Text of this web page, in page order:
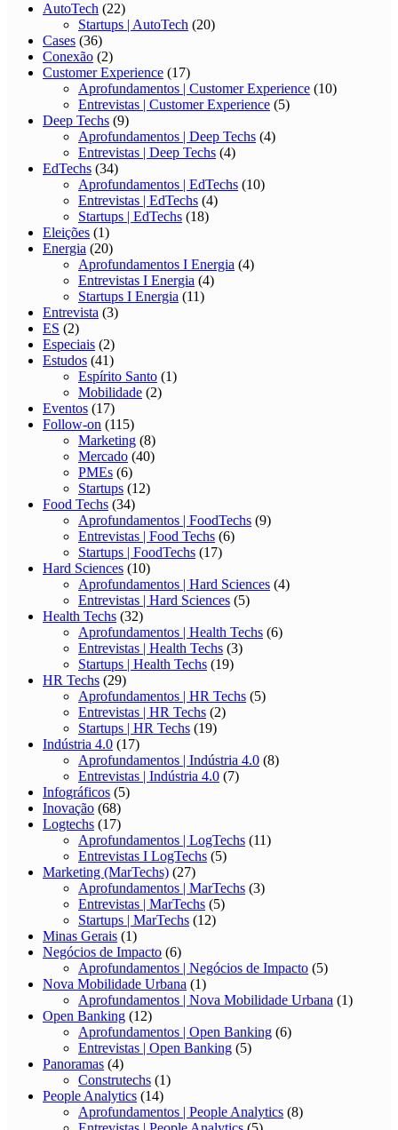
AutoTech (22)
Startups | AutoTech (20)
Cases (36)
Conexão (2)
Customer Experience (17)
Aprofundamentos | Customer Experience (10)
Entrevistas | Customer Experience (5)
Deep Techs (9)
Aprofundamentos | Deep Techs (4)
Entrevistas | Deep Techs (4)
EdTechs (34)
Aprofundamentos | EdTechs (10)
Entrevistas | EdTechs (4)
Startups | EdTechs (18)
Eleições (1)
Energia (20)
Aprofundamentos I Energia (4)
Entrevistas I Energia (4)
Startups I Energia (11)
Entrevista (3)
ES (2)
Especiais (2)
Estudos (41)
Espírito Santo (1)
Mobilidade (2)
Eventos (17)
Follow-on (115)
Marketing (8)
Mercado (40)
PMEs (6)
Startups (12)
Food Techs (34)
Aprofundamentos | FoodTechs (9)
Entrevistas | Food Techs (6)
Startups | FoodTechs (17)
Hard Sciences (10)
Aprofundamentos | Hard Sciences (4)
Entrevistas | Hard Sciences (5)
Health Techs (32)
Aprofundamentos | Health Techs (6)
Entrevistas | Health Techs (3)
Startups | Health Techs (19)
HR Techs (29)
Aprofundamentos | HR Techs (5)
Entrevistas | HR Techs (2)
Startups | HR Techs (19)
Indústria 4.0 (17)
Aprofundamentos | Indústria 4.0 (8)
Entrevistas | Indústria 4.0 (7)
Infográficos (5)
Inovação (68)
Logtechs (17)
Aprofundamentos | LogTechs (11)
Entrevistas I LogTechs (5)
Marketing (MarTechs) (27)
Aprofundamentos | MarTechs (3)
Entrevistas | MarTechs (5)
Startups | MarTechs (12)
Minas Gerais (1)
Negócios de Impacto (6)
Aprofundamentos | Negócios de Impacto (5)
Nova Mobilidade Urbana (1)
Aprofundamentos | Nova Mobilidade Urbana (1)
Open Banking (12)
Aprofundamentos | Open Banking (6)
Entrevistas | Open Banking (5)
Panoramas (4)
Construtechs (1)
People Analytics (14)
Aprofundamentos | People Analytics (8)